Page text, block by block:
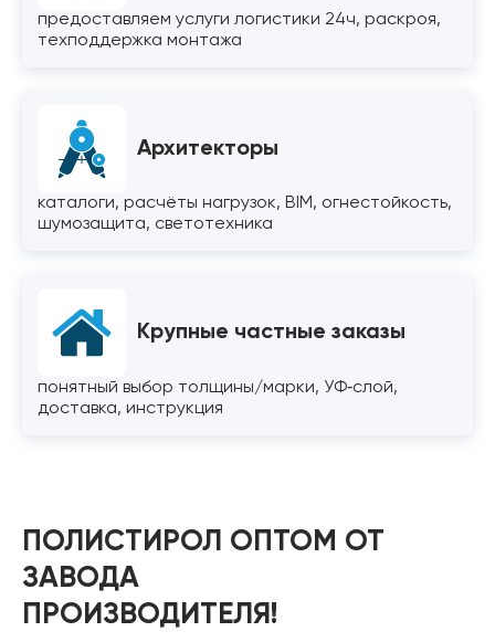
предоставляем услуги логистики 24ч, раскроя,
техподдержка монтажа
Архитекторы
каталоги, расчёты нагрузок, BIM, огнестойкость,
шумозащита, светотехника
Крупные частные заказы
понятный выбор толщины/марки, УФ‑слой,
доставка, инструкция
ПОЛИСТИРОЛ ОПТОМ ОТ
ЗАВОДА
ПРОИЗВОДИТЕЛЯ!